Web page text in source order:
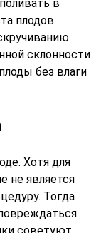
в
плодов.
склонности
без влаги
Хотя для
не является
Тогда